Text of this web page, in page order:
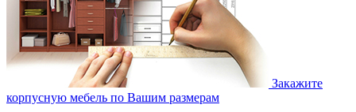
Закажите
корпусную мебель по Вашим размерам